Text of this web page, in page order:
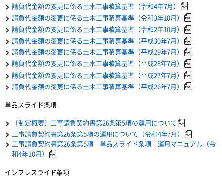
請負代金額の変更に係る土木工事積算基準（令和4年7月）
請負代金額の変更に係る土木工事積算基準（令和3年10月）
請負代金額の変更に係る土木工事積算基準（令和2年10月）
請負代金額の変更に係る土木工事積算基準（平成30年7月）
請負代金額の変更に係る土木工事積算基準（平成29年7月）
請負代金額の変更に係る土木工事積算基準（平成28年7月）
請負代金額の変更に係る土木工事積算基準（平成27年7月）
請負代金額の変更に係る土木工事積算基準（平成26年7月）
単品スライド条項
〔制定概要〕工事請負契約書第26条第5項の運用について
工事請負契約書第26条第5項の運用について（令和4年7月）
工事請負契約書第26条第5項 単品スライド条項 運用マニュアル（令
和4年10月）
インフレスライド条項